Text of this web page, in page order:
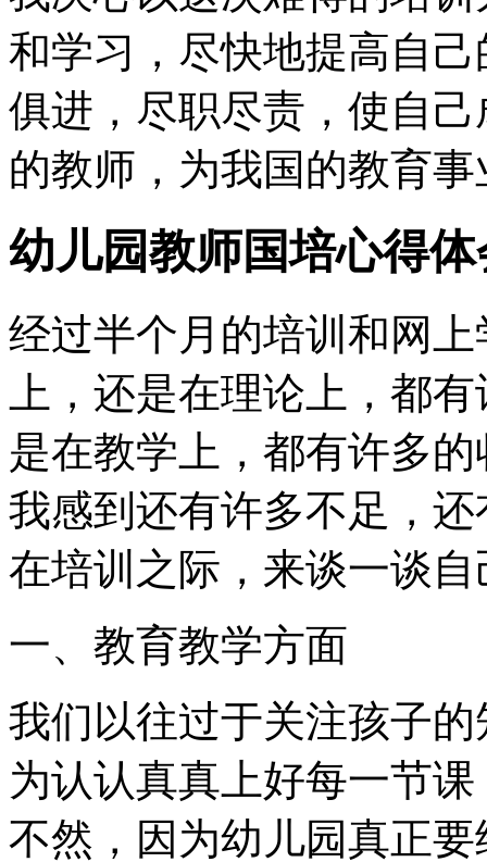
和学习，尽快地提高自
俱进，尽职尽责，使自
的教师，为我国的教育
幼儿园教师国培心得
经过半个月的培训和网
上，还是在理论上，都
是在教学上，都有许多
我感到还有许多不足，
在培训之际，来谈一谈
一、教育教学方面
我们以往过于关注孩子
为认认真真上好每一节
不然，因为幼儿园真正